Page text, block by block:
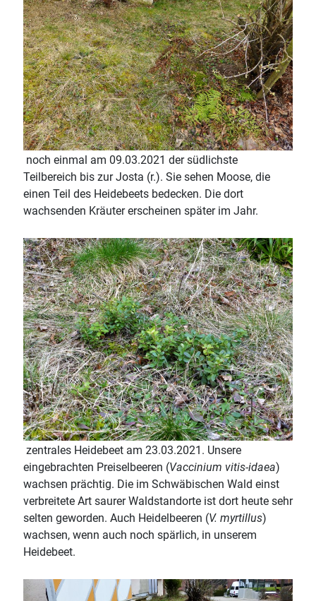
noch einmal am 09.03.2021 der südlichste
Teilbereich bis zur Josta (r.). Sie sehen Moose, die
einen Teil des Heidebeets bedecken. Die dort
wachsenden Kräuter erscheinen später im Jahr.
zentrales Heidebeet am 23.03.2021. Unsere
eingebrachten Preiselbeeren (Vaccinium vitis-idaea)
wachsen prächtig. Die im Schwäbischen Wald einst
verbreitete Art saurer Waldstandorte ist dort heute sehr
selten geworden. Auch Heidelbeeren (V. myrtillus)
wachsen, wenn auch noch spärlich, in unserem
Heidebeet.